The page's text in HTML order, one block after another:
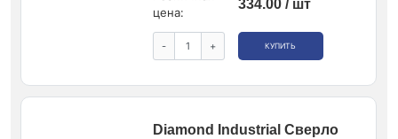
цена:
334.00 / шт
- + КУПИТЬ
Diamond Industrial Сверло